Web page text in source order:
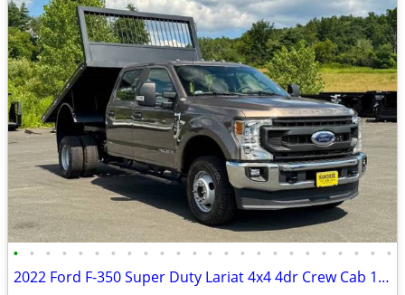
• • • • • • • • • • • • • • • • • • • • • • • •
2022 Ford F-350 Super Duty Lariat 4x4 4dr Crew Cab 179 in. WB DRW